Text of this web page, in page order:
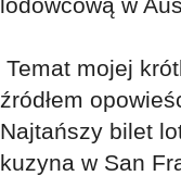
Temat mojej
źródłem
Najtańszy bilet
kuzyna w San